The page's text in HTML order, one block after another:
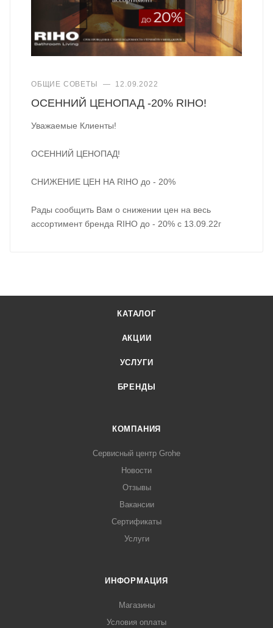
ОБЩИЕ СОВЕТЫ — 12.09.2022
ОСЕННИЙ ЦЕНОПАД -20% RIHO!
Уважаемые Клиенты!
ОСЕННИЙ ЦЕНОПАД!
СНИЖЕНИЕ ЦЕН НА RIHO до - 20%
Рады сообщить Вам о снижении цен на весь
ассортимент бренда RIHO до - 20% с 13.09.22г
КАТАЛОГ
АКЦИИ
УСЛУГИ
БРЕНДЫ
КОМПАНИЯ
Сервисный центр Grohe
Новости
Отзывы
Вакансии
Сертификаты
Услуги
ИНФОРМАЦИЯ
Магазины
Условия оплаты